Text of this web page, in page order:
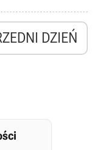
możliwości
wrażenie.
DZIEŃ